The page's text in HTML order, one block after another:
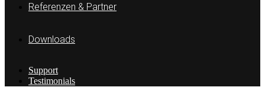
Referenzen & Partner
Downloads
Support
Testimonials